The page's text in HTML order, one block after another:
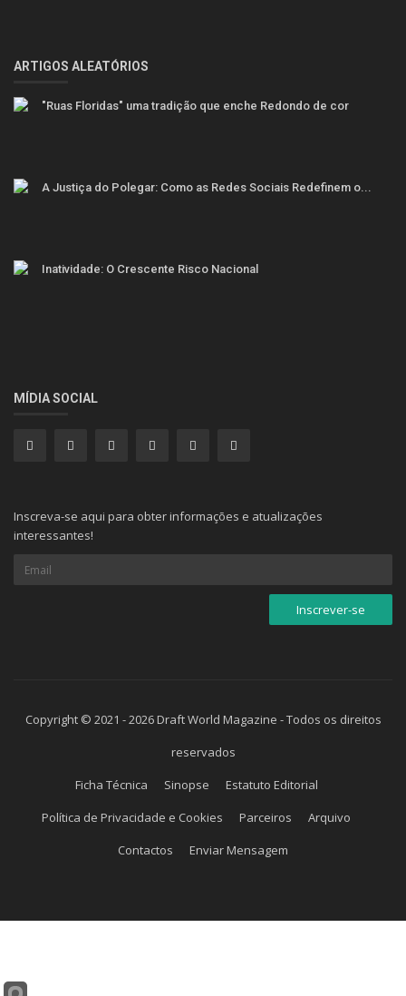
ARTIGOS ALEATÓRIOS
"Ruas Floridas" uma tradição que enche Redondo de cor
A Justiça do Polegar: Como as Redes Sociais Redefinem o...
Inatividade: O Crescente Risco Nacional
MÍDIA SOCIAL
Inscreva-se aqui para obter informações e atualizações
interessantes!
Copyright © 2021 - 2026 Draft World Magazine - Todos os direitos
reservados
Ficha Técnica
Sinopse
Estatuto Editorial
Política de Privacidade e Cookies
Parceiros
Arquivo
Contactos
Enviar Mensagem